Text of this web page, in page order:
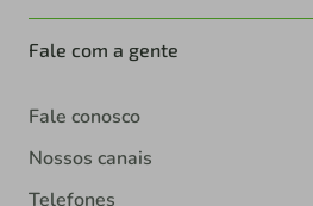
Fale com a gente
Fale conosco
Nossos canais
Telefones